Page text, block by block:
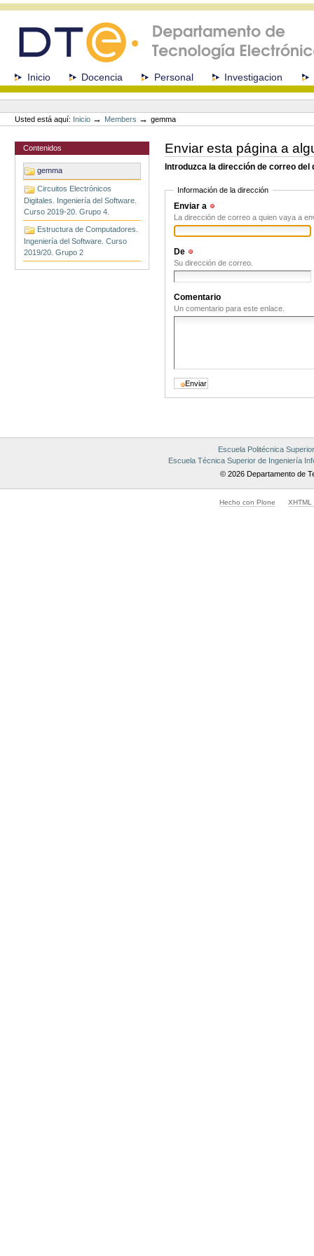
navegación
SeccionesInicio Docencia Personal Investigacion
Herramientas
Personales
Usted está aquí: Inicio → Members →gemma
Contenidos
gemma
Circuitos Electrónicos
Digitales. Ingeniería del Software.
Curso 2019-20. Grupo 4.
Estructura de Computadores.
Ingeniería del Software. Curso
2019/20. Grupo 2
Enviar esta página a
Introduzca la dirección de correo
Información de la dirección
Enviar a
La dirección de correo a quien vaya a
De
Su dirección de correo.
Comentario
Un comentario para este enlace.
Escuela Politécnica Superior
Escuela Técnica Superior de Ingeniería
© 2026 Departamento de
Hecho con Plone XHTML